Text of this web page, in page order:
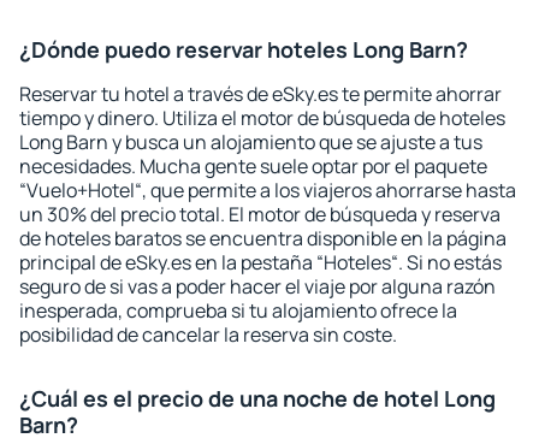
¿Dónde puedo reservar hoteles Long Barn?
Reservar tu hotel a través de eSky.es te permite ahorrar
tiempo y dinero. Utiliza el motor de búsqueda de hoteles
Long Barn y busca un alojamiento que se ajuste a tus
necesidades. Mucha gente suele optar por el paquete
“Vuelo+Hotel“, que permite a los viajeros ahorrarse hasta
un 30% del precio total. El motor de búsqueda y reserva
de hoteles baratos se encuentra disponible en la página
principal de eSky.es en la pestaña “Hoteles“. Si no estás
seguro de si vas a poder hacer el viaje por alguna razón
inesperada, comprueba si tu alojamiento ofrece la
posibilidad de cancelar la reserva sin coste.
¿Cuál es el precio de una noche de hotel Long
Barn?